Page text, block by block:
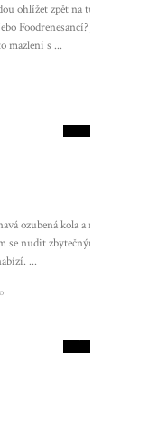
ohlížet zpět na tuto éru
Foodrenesancí? Jsme
mazlení s ...
ozubená kola a rozbité
se nudit zbytečnými
...
SKÓRE